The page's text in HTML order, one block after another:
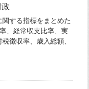
する指標をまとめた
、経常収支比率、実
徴収率、歳入総額、